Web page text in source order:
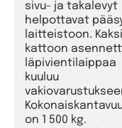
sivu- ja takalevyt
helpottavat
laitteistoon. Kaksi
kattoon
läpivientilaippaa
kuuluu
on 1 500 kg.